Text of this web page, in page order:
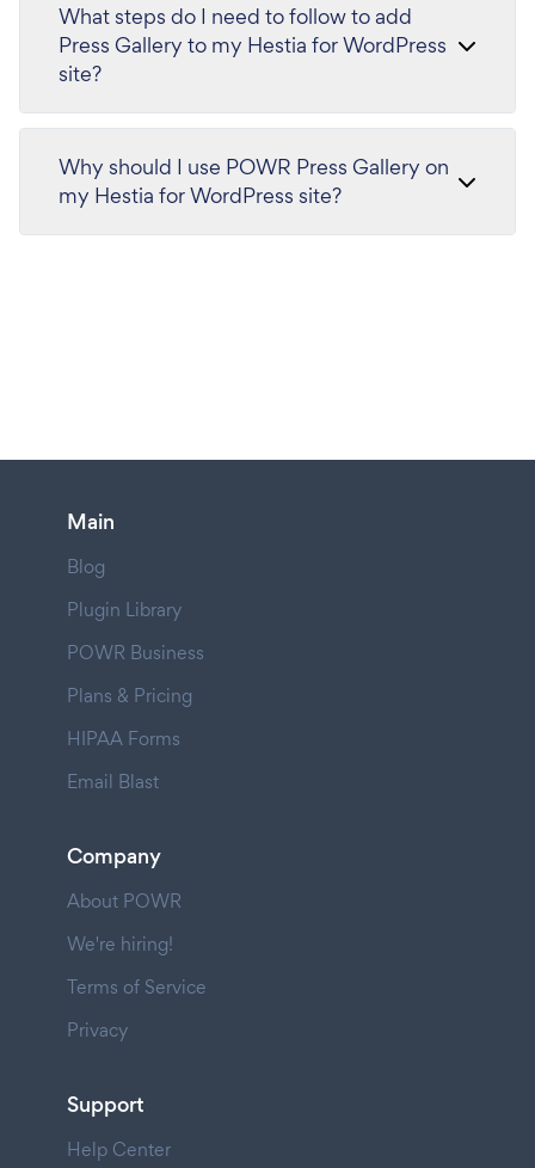
What steps do I need to follow to add
Press Gallery to my Hestia for WordPress
site?
Why should I use POWR Press Gallery on
my Hestia for WordPress site?
Main
Blog
Plugin Library
POWR Business
Plans & Pricing
HIPAA Forms
Email Blast
Company
About POWR
We're hiring!
Terms of Service
Privacy
Support
Help Center